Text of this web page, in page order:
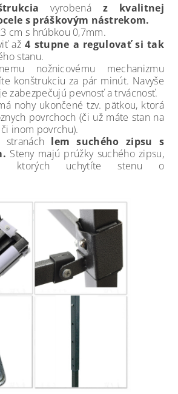
vyrobená z kvalitnej
s práškovým nástrekom.
cm s hrúbkou 0,7mm.
až4 stupne a regulovať si tak
stanu.
nožnicovému mechanizmu
konštrukciu za pár minút. Navyše
zabezpečujú pevnosť a trvácnosť.
nohy ukončené tzv. pätkou, ktorá
povrchoch (či už máte stan na
inom povrchu).
lem suchého zipsu s
Steny majú prúžky suchého zipsu,
ktorých uchytíte stenu o